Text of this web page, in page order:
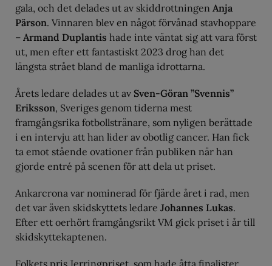
gala, och det delades ut av skiddrottningen Anja
Pärson. Vinnaren blev en något förvånad stavhoppare
– Armand Duplantis hade inte väntat sig att vara först
ut, men efter ett fantastiskt 2023 drog han det
längsta strået bland de manliga idrottarna.
Årets ledare delades ut av Sven-Göran ”Svennis”
Eriksson, Sveriges genom tiderna mest
framgångsrika fotbollstränare, som nyligen berättade
i en intervju att han lider av obotlig cancer. Han fick
ta emot stående ovationer från publiken när han
gjorde entré på scenen för att dela ut priset.
Ankarcrona var nominerad för fjärde året i rad, men
det var även skidskyttets ledare Johannes Lukas.
Efter ett oerhört framgångsrikt VM gick priset i år till
skidskyttekaptenen.
Folkets pris Jerringpriset, som hade åtta finalister,